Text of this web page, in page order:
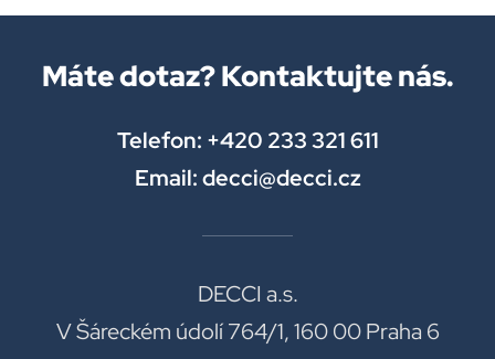
Máte dotaz? Kontaktujte nás.
Telefon: +420 233 321 611
Email: decci@decci.cz
DECCI a.s.
V Šáreckém údolí 764/1, 160 00 Praha 6